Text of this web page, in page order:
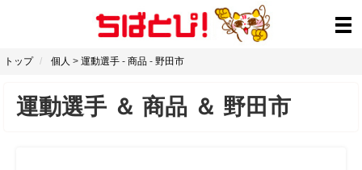
トップ 個人 > 運動選手 - 商品 - 野田市
運動選手 ＆ 商品 ＆ 野田市